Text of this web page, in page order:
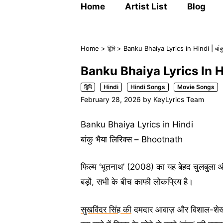
Home Artist List Blog
Home > হিন্দি> Banku Bhaiya Lyrics in Hindi |
Banku Bhaiya Lyrics In
হিন্দি Hindi Hindi Songs Movie Songs
February 28, 2026 by KeyLyrics Team
Banku Bhaiya Lyrics in Hindi
बांकु भैया लिरिक्स – Bhootnath
फिल्म ‘भूतनाथ’ (2008) का यह बेहद चुलबुला
बड़ों, सभी के बीच काफी लोकप्रिय है।
सुखविंदर सिंह की दमदार आवाज़ और विशाल-